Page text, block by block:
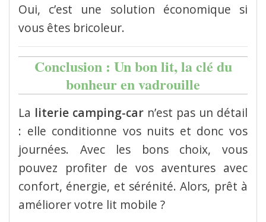
Oui, c’est une solution économique si
vous êtes bricoleur.
Conclusion : Un bon lit, la clé du
bonheur en vadrouille
La literie camping-car n’est pas un détail
: elle conditionne vos nuits et donc vos
journées. Avec les bons choix, vous
pouvez profiter de vos aventures avec
confort, énergie, et sérénité. Alors, prêt à
améliorer votre lit mobile ?